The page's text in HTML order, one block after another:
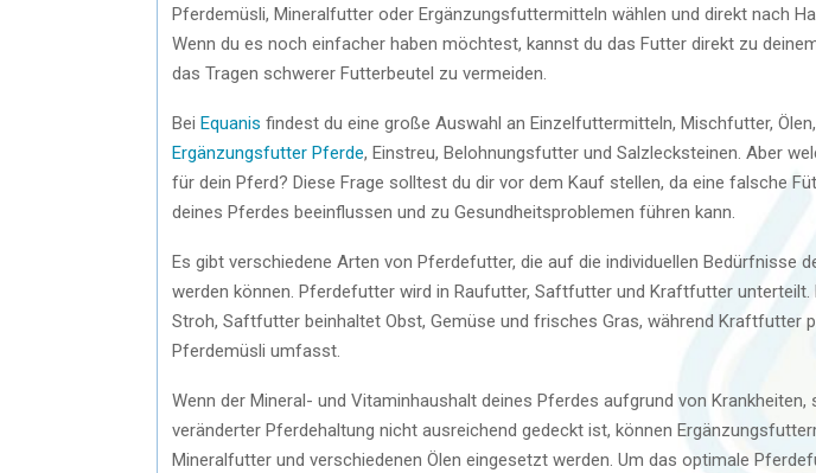
Pferdemüsli, Mineralfutter oder Ergänzungsfuttermitteln wählen und direkt nach
Wenn du es noch einfacher haben möchtest, kannst du das Futter direkt zu
das Tragen schwerer Futterbeutel zu vermeiden.
Bei Equanis findest du eine große Auswahl an Einzelfuttermitteln, Mischfutter,
Ergänzungsfutter Pferde, Einstreu, Belohnungsfutter und Salzlecksteinen. Aber
für dein Pferd? Diese Frage solltest du dir vor dem Kauf stellen, da eine falsche
deines Pferdes beeinflussen und zu Gesundheitsproblemen führen kann.
Es gibt verschiedene Arten von Pferdefutter, die auf die individuellen Bedürfnisse
werden können. Pferdefutter wird in Raufutter, Saftfutter und Kraftfutter
Stroh, Saftfutter beinhaltet Obst, Gemüse und frisches Gras, während Kraftfutter
Pferdemüsli umfasst.
Wenn der Mineral- und Vitaminhaushalt deines Pferdes aufgrund von
veränderter Pferdehaltung nicht ausreichend gedeckt ist, können
Mineralfutter und verschiedenen Ölen eingesetzt werden. Um das optimale